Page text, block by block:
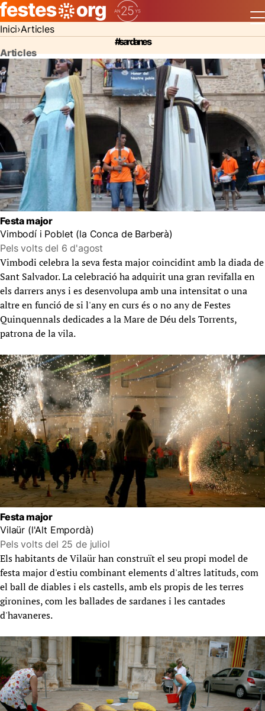
Inici Articles
#sardanes
Articles
Festa major
Vimbodí i Poblet (la Conca de Barberà)
Pels volts del 6 d'agost
Vimbodi celebra la seva festa major coincidint amb la diada de
Sant Salvador. La celebració ha adquirit una gran revifalla en
els darrers anys i es desenvolupa amb una intensitat o una
altre en funció de si l'any en curs és o no any de Festes
Quinquennals dedicades a la Mare de Déu dels Torrents,
patrona de la vila.
Festa major
Vilaür (l'Alt Empordà)
Pels volts del 25 de juliol
Els habitants de Vilaür han construït el seu propi model de
festa major d'estiu combinant elements d'altres latituds, com
el ball de diables i els castells, amb els propis de les terres
gironines, com les ballades de sardanes i les cantades
d'havaneres.